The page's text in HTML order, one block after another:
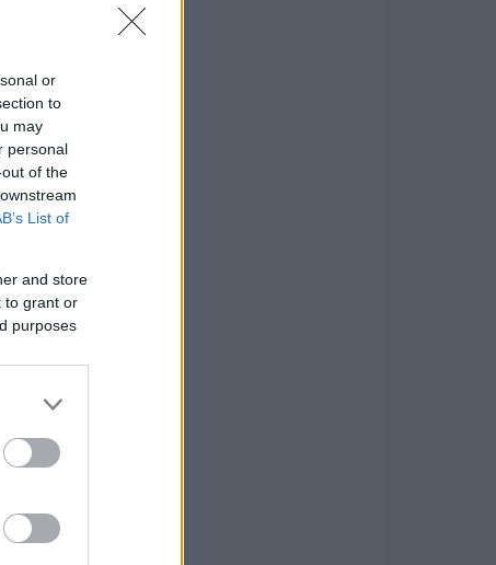
or
to
may
personal
of the
List of
and store
to grant or
purposes